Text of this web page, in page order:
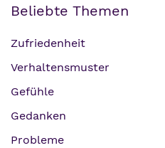
Beliebte Themen
Zufriedenheit
Verhaltensmuster
Gefühle
Gedanken
Probleme